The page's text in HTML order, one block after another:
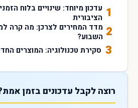
1 עדכון מיוחד: שינויים בלוח
הציבורית
2 מדד המחירים לצרכן: מה קרה
השבוע?
3 סקירת טכנולוגיה: המוצרים
רוצה לקבל עדכונים בזמן